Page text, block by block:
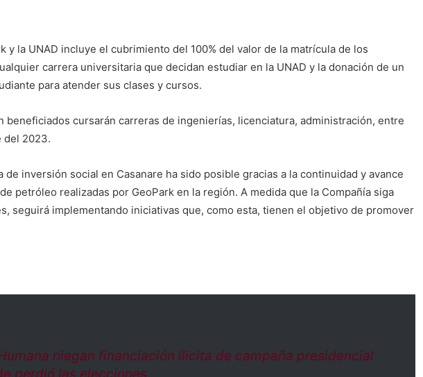
y la UNAD incluye el cubrimiento del 100% del valor de la matrícula de los
carrera universitaria que decidan estudiar en la UNAD y la donación de un
para atender sus clases y cursos.
beneficiados cursarán carreras de ingenierías, licenciatura, administración, entre
del 2023.
de inversión social en Casanare ha sido posible gracias a la continuidad y avance
petróleo realizadas por GeoPark en la región. A medida que la Compañía siga
seguirá implementando iniciativas que, como esta, tienen el objetivo de promover
niegan financiación ílicita de campaña presidencial